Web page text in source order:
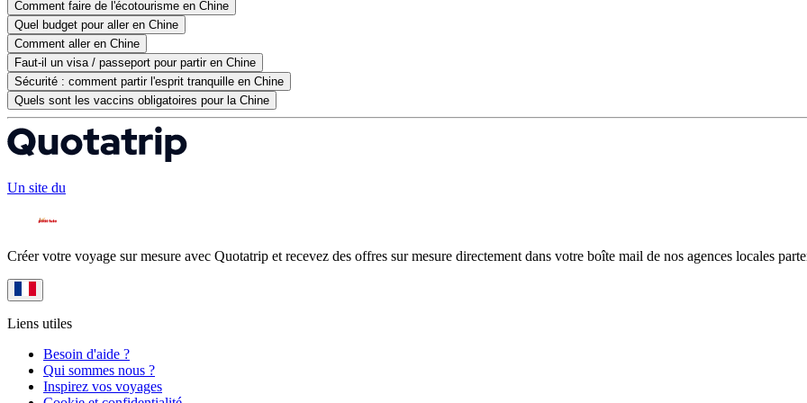
Comment faire de l'écotourisme en Chine
Quel budget pour aller en Chine
Comment aller en Chine
Faut-il un visa / passeport pour partir en Chine
Sécurité : comment partir l'esprit tranquille en Chine
Quels sont les vaccins obligatoires pour la Chine
Un site du
Créer votre voyage sur mesure avec Quotatrip et recevez des offres sur mesure directement dans votre boîte mail de nos agences locales
Liens utiles
Besoin d'aide ?
Qui sommes nous ?
Inspirez vos voyages